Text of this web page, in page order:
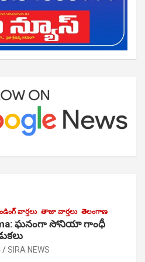
వార్తలు తాజా వార్తలు తెలంగాణ
ఘ‌నంగా సోనియా గాంధీ
SIRA NEWS